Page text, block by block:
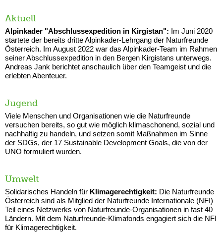
Aktuell
Alpinkader "Abschlussexpedition in Kirgistan": Im Juni 2020
startete der bereits dritte Alpinkader-Lehrgang der Naturfreunde
Österreich. Im August 2022 war das Alpinkader-Team im Rahmen
seiner Abschlussexpedition in den Bergen Kirgistans unterwegs.
Andreas Jank berichtet anschaulich über den Teamgeist und die
erlebten Abenteuer.
Jugend
Viele Menschen und Organisationen wie die Naturfreunde
versuchen bereits, so gut wie möglich klimaschonend, sozial und
nachhaltig zu handeln, und setzen somit Maßnahmen im Sinne
der SDGs, der 17 Sustainable Development Goals, die von der
UNO formuliert wurden.
Umwelt
Solidarisches Handeln für Klimagerechtigkeit: Die Naturfreunde
Österreich sind als Mitglied der Naturfreunde Internationale (NFI)
Teil eines Netzwerks von Naturfreunde-Organisationen in fast 40
Ländern. Mit dem Naturfreunde-Klimafonds engagiert sich die NFI
für Klimagerechtigkeit.